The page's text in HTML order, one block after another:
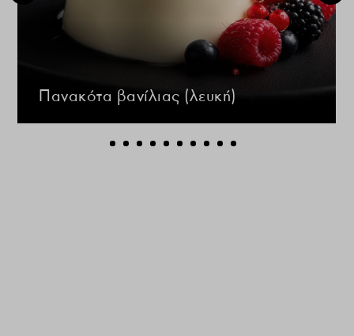
Πανακότα βανίλιας (λευκή)